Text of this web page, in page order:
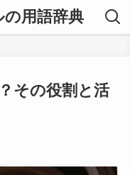
用語辞典
その役割と活